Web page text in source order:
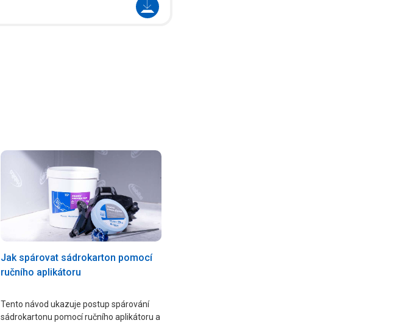
Jak spárovat sádrokarton pomocí
ručního aplikátoru
Tento návod ukazuje postup spárování
sádrokartonu pomocí ručního aplikátoru a